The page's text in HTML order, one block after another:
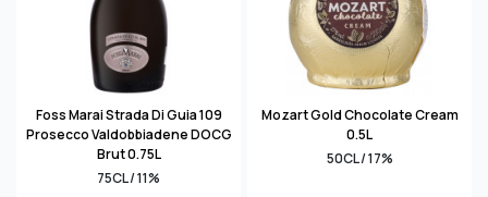
Foss Marai Strada Di Guia 109
Prosecco Valdobbiadene DOCG
Brut 0.75L
75CL / 11%
Mozart Gold Chocolate Cream
0.5L
50CL / 17%